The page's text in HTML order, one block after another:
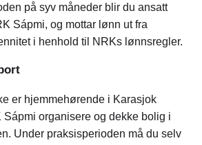
på syv måneder blir du ansatt
Sápmi, og mottar lønn ut fra
i henhold til NRKs lønnsregler.
er hjemmehørende i Karasjok
Sápmi organisere og dekke bolig i
Under praksisperioden må du selv